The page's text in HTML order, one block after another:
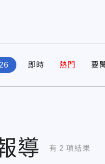
即時 熱門 要
導 有 2 項結果